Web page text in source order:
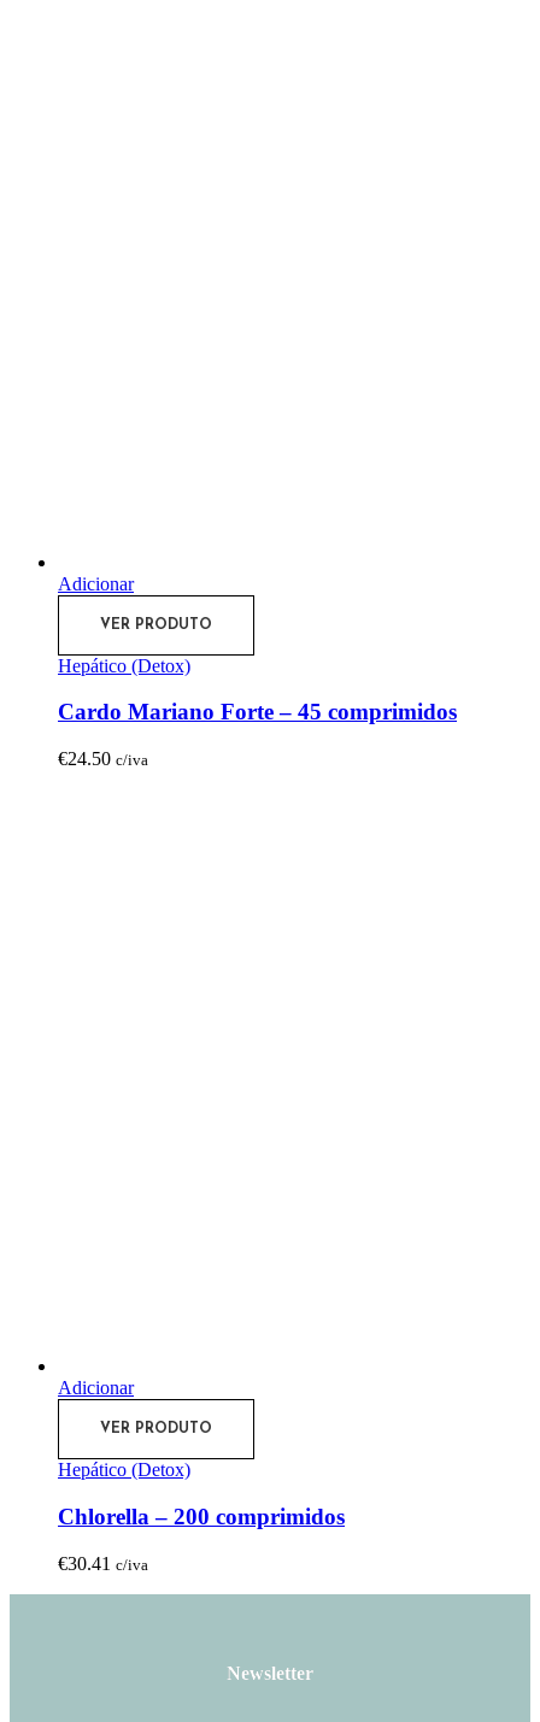
Adicionar
VER PRODUTO
Hepático (Detox)
Cardo Mariano Forte – 45 comprimidos
€24.50 c/iva
Adicionar
VER PRODUTO
Hepático (Detox)
Chlorella – 200 comprimidos
€30.41 c/iva
Newsletter